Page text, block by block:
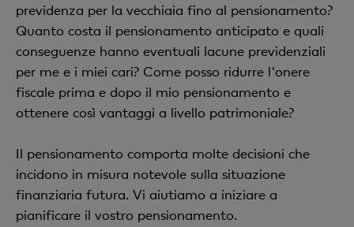
previdenza per la vecchiaia fino al pensionamento?
Quanto costa il pensionamento anticipato e quali
conseguenze hanno eventuali lacune previdenziali
per me e i miei cari? Come posso ridurre l'onere
fiscale prima e dopo il mio pensionamento e
ottenere così vantaggi a livello patrimoniale?
Il pensionamento comporta molte decisioni che
incidono in misura notevole sulla situazione
finanziaria futura. Vi aiutiamo a iniziare a
pianificare il vostro pensionamento.